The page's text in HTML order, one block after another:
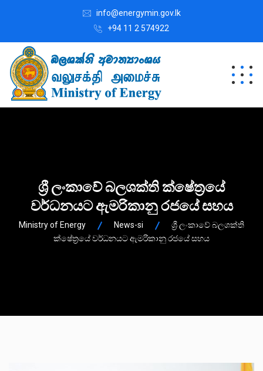
info@energymin.gov.lk
+94 11 2 574922
ශ්‍රී ලංකාවේ බලශක්ති ක්ෂේත්‍රයේ
වර්ධනයට ඇමරිකානු රජයේ සහය
Ministry of Energy News-si
ශ්‍රී ලංකාවේ බලශක්ති
ක්ෂේත්‍රයේ වර්ධනයට ඇමරිකානු රජයේ සහය